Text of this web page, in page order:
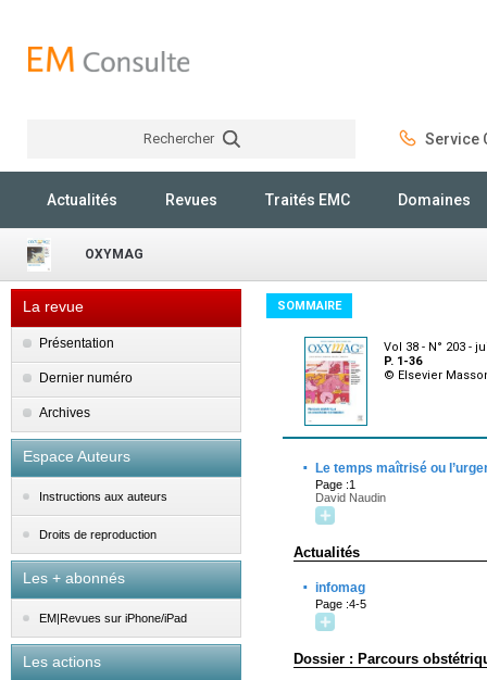
Rechercher Service
Actualités Revues Traités EMC Domaines
OXYMAG
La revue
Présentation
Dernier numéro
Archives
Espace Auteurs
Instructions aux auteurs
Droits de reproduction
Les + abonnés
EM|Revues sur iPhone/iPad
Les actions
SOMMAIRE
Vol 38 - N° 203 -
P. 1-36
© Elsevier
· Le temps maîtrisé ou
Page :1
David Naudin
Actualités
· infomag
Page :4-5
Dossier : Parcours